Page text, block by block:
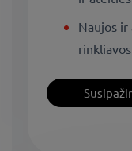
Naujos